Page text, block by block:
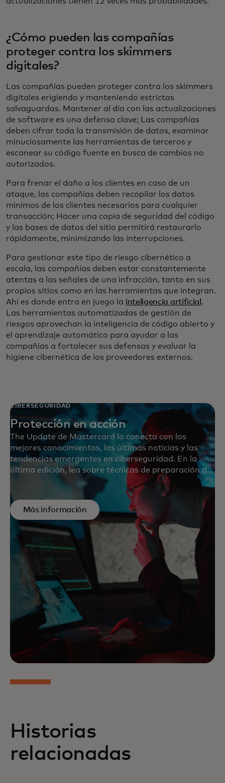
¿Cómo pueden las compañías
proteger contra los skimmers
digitales?
Las compañías pueden proteger contra los skimmers
digitales erigiendo y manteniendo estrictas
salvaguardas. Mantener al día con las actualizaciones
de software es una defensa clave; Las compañías
deben cifrar toda la transmisión de datos, examinar
minuciosamente las herramientas de terceros y
escanear su código fuente en busca de cambios no
autorizados.
Para frenar el daño a los clientes en caso de un
ataque, las compañías deben recopilar los datos
mínimos de los clientes necesarios para cualquier
transacción; Hacer una copia de seguridad del código
y las bases de datos del sitio permitirá restaurarlo
rápidamente, minimizando las interrupciones.
Para gestionar este tipo de riesgo cibernético a
escala, las compañías deben estar constantemente
atentas a las señales de una infracción, tanto en sus
propios sitios como en las herramientas que integran.
Ahí es donde entra en juego la inteligencia artificial .
Las herramientas automatizadas de gestión de
riesgos aprovechan la inteligencia de código abierto y
el aprendizaje automático para ayudar a las
compañías a fortalecer sus defensas y evaluar la
higiene cibernética de los proveedores externos.
CIBERSEGURIDAD
Protección en acción
The Update de Mastercard lo conecta con los
mejores conocimientos, las últimas noticias y las
tendencias emergentes en ciberseguridad. En la
última edición, lea sobre técnicas de preparación de
amenazas como la difusión de amenazas, las
mejores prácticas para proteger su compañía del
ransomware, cómo implementar una estrategia de
seguridad confiable cero y más.
Más información
Historias
relacionadas